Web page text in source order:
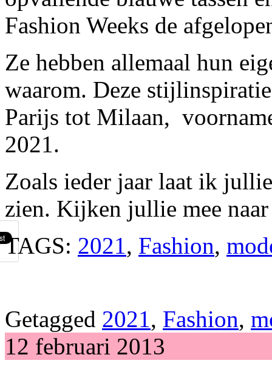
Fashion Weeks de
Ze hebben allemaal hun
waarom. Deze
Parijs tot Milaan,
2021.
Zoals ieder jaar laat ik
zien. Kijken jullie mee
TAGS: 2021, Fashion,
Getagged 2021, Fashion,
12 februari 2013